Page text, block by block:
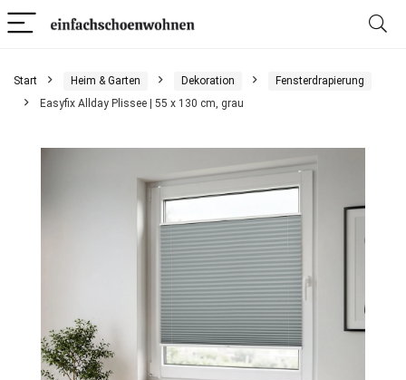
Start Heim & Garten Dekoration
Fensterdrapierung
Easyfix Allday Plissee | 55 x 130 cm, grau